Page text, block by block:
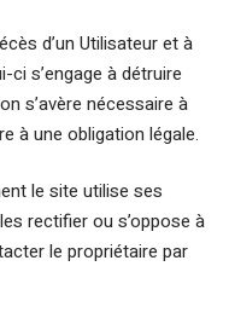
d’un Utilisateur et à
s’engage à détruire
s’avère nécessaire à
à une obligation légale.
le site utilise ses
rectifier ou s’oppose à
le propriétaire par